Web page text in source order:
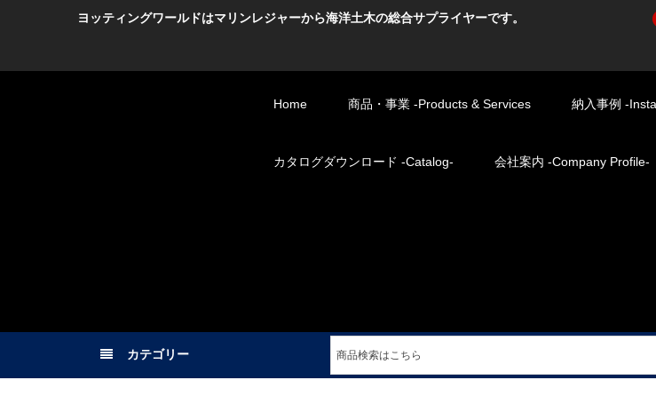
ヨッティングワールドはマリンレジャーから海洋土木の総合サプライヤーです。
Home 商品・事業 -Products & Services 納入事例 -
カタログダウンロード -Catalog- 会社案内 -Company Profile-
カテゴリー